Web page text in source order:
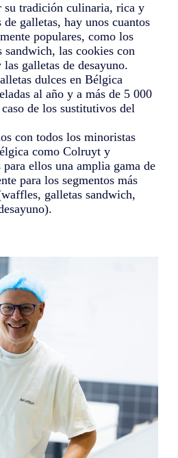
su tradición culinaria, rica y
galletas, hay unos cuantos
populares, como los
sandwich, las cookies con
galletas de desayuno.
dulces en Bélgica
al año y a más de 5 000
de los sustitutivos del
con todos los minoristas
como Colruyt y
ellos una amplia gama de
para los segmentos más
galletas sandwich,